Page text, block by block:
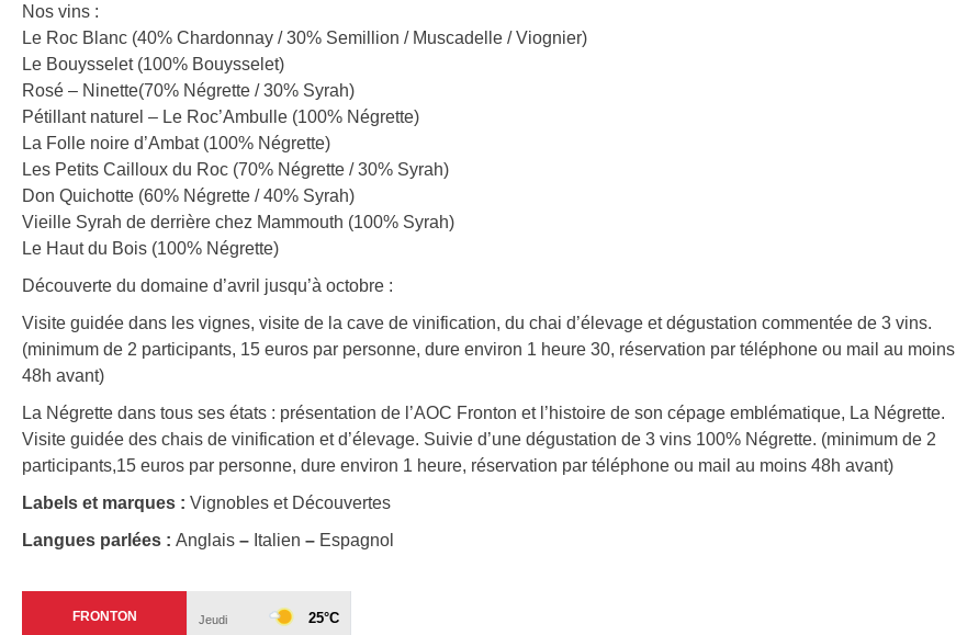
Nos vins :
Le Roc Blanc (40% Chardonnay / 30% Semillion / Muscadelle / Viognier)
Le Bouysselet (100% Bouysselet)
Rosé – Ninette(70% Négrette / 30% Syrah)
Pétillant naturel – Le Roc’Ambulle (100% Négrette)
La Folle noire d’Ambat (100% Négrette)
Les Petits Cailloux du Roc (70% Négrette / 30% Syrah)
Don Quichotte (60% Négrette / 40% Syrah)
Vieille Syrah de derrière chez Mammouth (100% Syrah)
Le Haut du Bois (100% Négrette)
Découverte du domaine d’avril jusqu’à octobre :
Visite guidée dans les vignes, visite de la cave de vinification, du chai d’élevage et dégustation commentée de 3 vins.
(minimum de 2 participants, 15 euros par personne, dure environ 1 heure 30, réservation par téléphone ou mail au moins
48h avant)
La Négrette dans tous ses états : présentation de l’AOC Fronton et l’histoire de son cépage emblématique, La Négrette.
Visite guidée des chais de vinification et d’élevage. Suivie d’une dégustation de 3 vins 100% Négrette. (minimum de 2
participants,15 euros par personne, dure environ 1 heure, réservation par téléphone ou mail au moins 48h avant)
Labels et marques : Vignobles et Découvertes
Langues parlées : Anglais – Italien – Espagnol